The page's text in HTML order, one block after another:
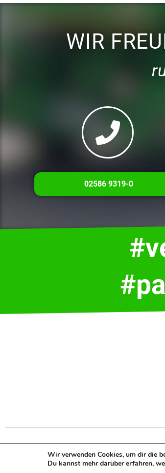
WIR
02586 9319-0
Wir verwenden Cookies, um dir die
Du kannst mehr darüber erfahren,